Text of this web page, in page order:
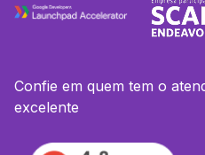
Confie em quem tem o
excelente